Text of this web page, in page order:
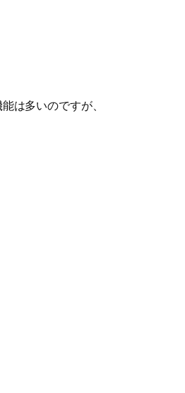
は多いのですが、